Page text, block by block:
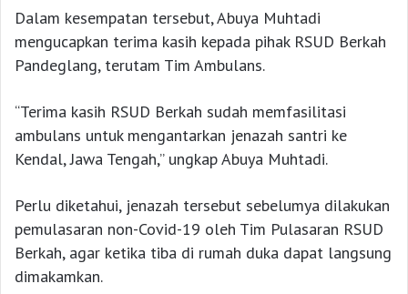
Dalam kesempatan tersebut, Abuya Muhtadi
mengucapkan terima kasih kepada pihak RSUD Berkah
Pandeglang, terutam Tim Ambulans.
“Terima kasih RSUD Berkah sudah memfasilitasi
ambulans untuk mengantarkan jenazah santri ke
Kendal, Jawa Tengah,” ungkap Abuya Muhtadi.
Perlu diketahui, jenazah tersebut sebelumya dilakukan
pemulasaran non-Covid-19 oleh Tim Pulasaran RSUD
Berkah, agar ketika tiba di rumah duka dapat langsung
dimakamkan.